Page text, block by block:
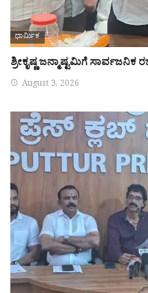
ಧಾರ್ಮಿಕ
ಶ್ರೀಕೃಷ್ಣ ಜನ್ಮಾಷ್ಟಮಿಗೆ
August 3, 2026